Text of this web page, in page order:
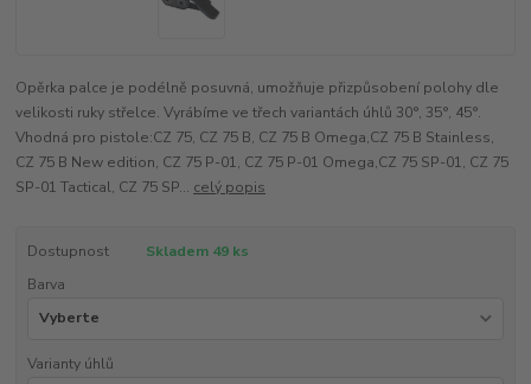
Opěrka palce je podélně posuvná, umožňuje přizpůsobení polohy dle
velikosti ruky střelce. Vyrábíme ve třech variantách úhlů 30°, 35°, 45°.
Vhodná pro pistole:CZ 75, CZ 75 B, CZ 75 B Omega,CZ 75 B Stainless,
CZ 75 B New edition, CZ 75 P-01, CZ 75 P-01 Omega,CZ 75 SP-01, CZ 75
SP-01 Tactical, CZ 75 SP... celý popis
Dostupnost
Skladem 49 ks
Barva
Varianty úhlů